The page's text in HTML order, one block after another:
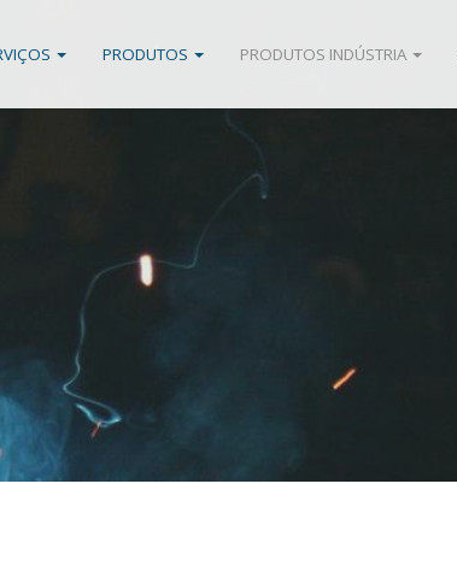
PRODUTOS PRODUTOS INDÚSTRIA